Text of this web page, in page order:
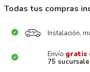
Todas tus compras
Instalación,
Envío gratis
75